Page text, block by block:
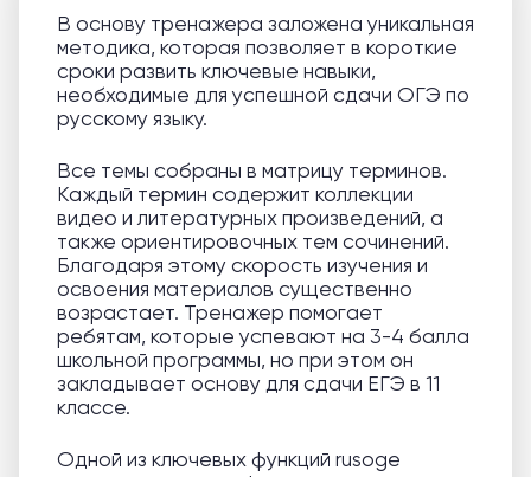
В основу тренажера заложена уникальная
методика, которая позволяет в короткие
сроки развить ключевые навыки,
необходимые для успешной сдачи ОГЭ по
русскому языку.
Все темы собраны в матрицу терминов.
Каждый термин содержит коллекции
видео и литературных произведений, а
также ориентировочных тем сочинений.
Благодаря этому скорость изучения и
освоения материалов существенно
возрастает. Тренажер помогает
ребятам, которые успевают на 3-4 балла
школьной программы, но при этом он
закладывает основу для сдачи ЕГЭ в 11
классе.
Одной из ключевых функций rusoge